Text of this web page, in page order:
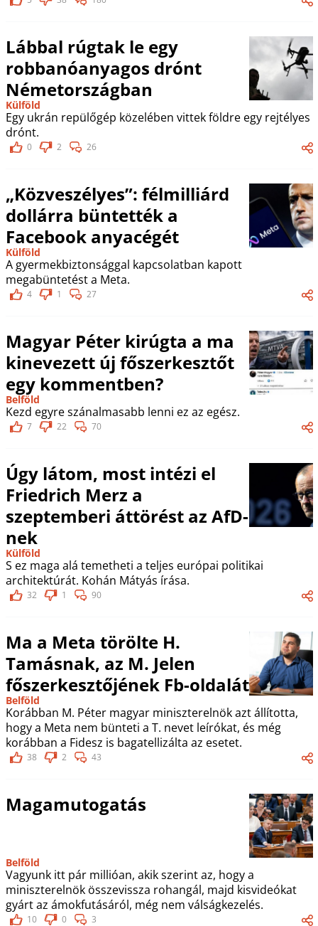
Lábbal rúgtak le egy
robbanóanyagos drónt
Németországban
Külföld
Egy ukrán repülőgép közelében vittek földre egy rejtélyes
drónt.
0 2 26
„Közveszélyes”: félmilliárd
dollárra büntették a
Facebook anyacégét
Külföld
A gyermekbiztonsággal kapcsolatban kapott
megabüntetést a Meta.
4 1 27
Magyar Péter kirúgta a ma
kinevezett új főszerkesztőt
egy kommentben?
Belföld
Kezd egyre szánalmasabb lenni ez az egész.
7 22 70
Úgy látom, most intézi el
Friedrich Merz a
szeptemberi áttörést az AfD-
nek
Külföld
S ez maga alá temetheti a teljes európai politikai
architektúrát. Kohán Mátyás írása.
32 1 90
Ma a Meta törölte H.
Tamásnak, az M. Jelen
főszerkesztőjének Fb-oldalát
Belföld
Korábban M. Péter magyar miniszterelnök azt állította,
hogy a Meta nem bünteti a T. nevet leírókat, és még
korábban a Fidesz is bagatellizálta az esetet.
38 2 43
Magamutogatás
Belföld
Vagyunk itt pár millióan, akik szerint az, hogy a
miniszterelnök összevissza rohangál, majd kisvideókat
gyárt az ámokfutásáról, még nem válságkezelés.
10 0 3